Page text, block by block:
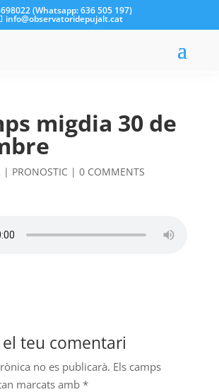
(Whatsapp: 636 505 197)
info@observatoridepujalt.cat
migdia 30 de
| PRONOSTIC | 0 COMMENTS
teu comentari
no es publicarà. Els camps
marcats amb *